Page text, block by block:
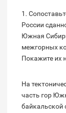
1.
России
Южная
межгорных
Покажите их
На
часть гор
байкальской